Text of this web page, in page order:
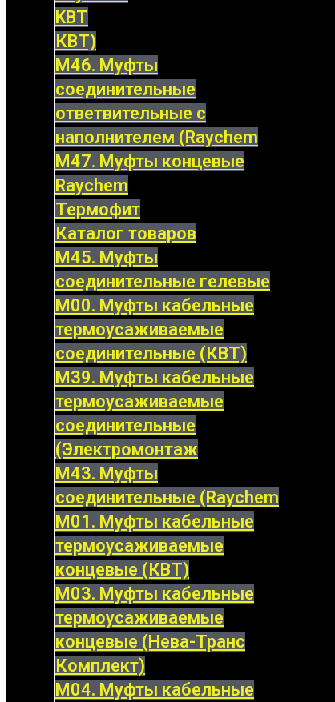
KBT
КВТ)
М46. Муфты
соединительные
ответвительные с
наполнителем (Raychem
М47. Муфты концевые
Raychem
Термофит
Каталог товаров
М45. Муфты
соединительные гелевые
М00. Муфты кабельные
термоусаживаемые
соединительные (КВТ)
М39. Муфты кабельные
термоусаживаемые
соединительные
(Электромонтаж
М43. Муфты
соединительные (Raychem
М01. Муфты кабельные
термоусаживаемые
концевые (КВТ)
М03. Муфты кабельные
термоусаживаемые
концевые (Нева-Транс
Комплект)
М04. Муфты кабельные